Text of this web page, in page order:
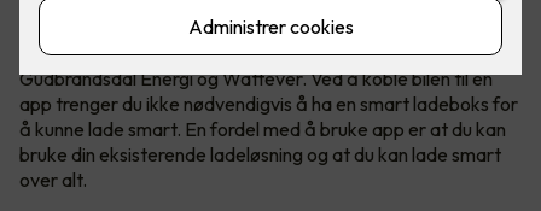
I dag finnes det mange ladeløsninger som Tibber,
Gudbrandsdal Energi og Wattever. Ved å koble bilen til en
app trenger du ikke nødvendigvis å ha en smart ladeboks for
å kunne lade smart. En fordel med å bruke app er at du kan
bruke din eksisterende ladeløsning og at du kan lade smart
over alt.